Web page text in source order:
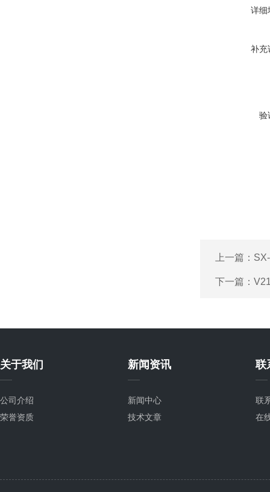
详细
补充
验
上一篇：
下一篇：
关于我们
公司介绍
荣誉资质
新闻资讯
新闻中心
技术文章
联
联
在